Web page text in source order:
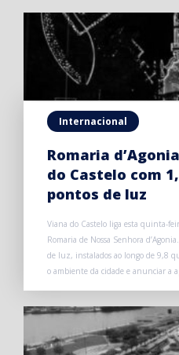
Internacional
Romaria
do Castelo com
pontos de luz
Viana do Castelo liga esta quinta-
Romaria de Nossa Senhora
de luz, instalados ao longo de 9,8
o ambiente da cidade e anunciar a